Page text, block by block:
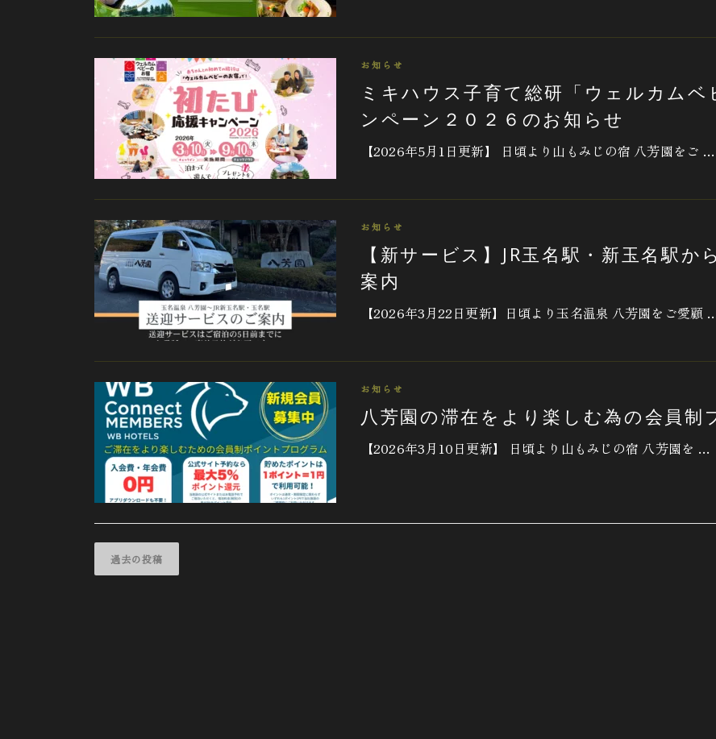
お知らせ
ミキハウス子育て総研「ウェルカム
ンペーン２０２６のお知らせ
【2026年5月1日更新】 日頃より山もみじの宿 八芳園をご …
お知らせ
【新サービス】JR玉名駅・新玉名駅
案内
【2026年3月22日更新】日頃より玉名温泉 八芳園をご愛顧
お知らせ
八芳園の滞在をより楽しむ為の会員制
【2026年3月10日更新】 日頃より山もみじの宿 八芳園を …
投
稿過去の投稿